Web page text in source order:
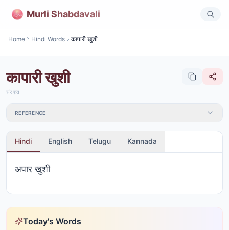
Murli Shabdavali
Home Hindi Words कापारी खुशी
कापारी खुशी
संस्कृत
REFERENCE
Hindi English Telugu Kannada
अपार खुशी
Today's Words